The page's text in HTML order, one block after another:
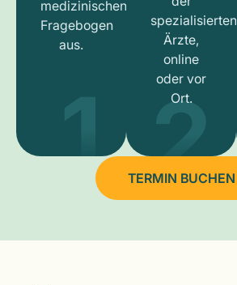
medizinischen
Fragebogen
aus.
1
spezialisierten
Ärzte,
online
oder vor
Ort.
2
TERMIN BUCHEN